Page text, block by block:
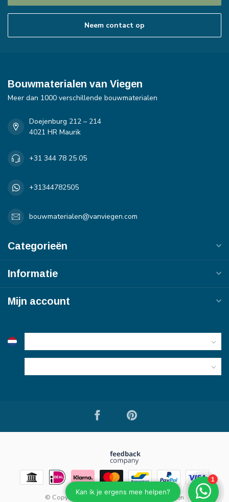
Neem contact op
Bouwmaterialen van Viegen
Meer dan 1000 verschillende bouwmaterialen
Doejenburg 212 – 214
4021 HR Maurik
+31 344 78 25 05
+31344782505
bouwmaterialen@vanviegen.com
Categorieën
Informatie
Mijn account
© Copyright 2026 Bouwmaterialen van Viegen